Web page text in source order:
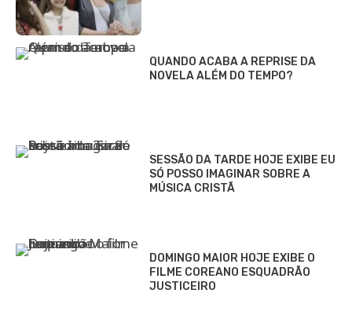
QUANDO ACABA A REPRISE DA
NOVELA ALÉM DO TEMPO?
SESSÃO DA TARDE HOJE EXIBE EU
SÓ POSSO IMAGINAR SOBRE A
MÚSICA CRISTÃ
DOMINGO MAIOR HOJE EXIBE O
FILME COREANO ESQUADRÃO
JUSTICEIRO